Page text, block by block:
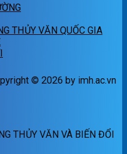
THỦY VĂN QUỐC GIA
© 2026 by imh.ac.vn
THỦY VĂN VÀ BIẾN ĐỔI